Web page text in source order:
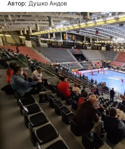
Автор: Душко Андов